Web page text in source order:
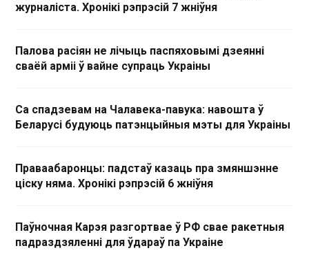
журналіста. Хронікі рэпрэсій 7 жніўня
Палова расіян не лічыць паспяховымі дзеянні
сваёй арміі ў вайне супраць Украіны
Са спадзевам на Чалавека-павука: навошта ў
Беларусі будуюць патэнцыйныя мэты для Украіны
Праваабаронцы: падстаў казаць пра змяншэнне
ціску няма. Хронікі рэпрэсій 6 жніўня
Паўночная Карэя разгортвае ў РФ свае ракетныя
падраздзяленні для ўдараў па Украіне